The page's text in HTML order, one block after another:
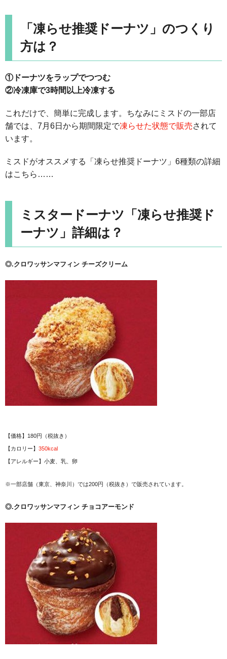
「凍らせ推奨ドーナツ」のつくり
方は？
①ドーナツをラップでつつむ
②冷凍庫で3時間以上冷凍する
これだけで、簡単に完成します。ちなみにミスドの一部店
舗では、7月6日から期間限定で凍らせた状態で販売されて
います。
ミスドがオススメする「凍らせ推奨ドーナツ」6種類の詳細
はこちら……
ミスタードーナツ「凍らせ推奨ド
ーナツ」詳細は？
◎.クロワッサンマフィン チーズクリーム
【価格】180円（税抜き）
【カロリー】 350kcal
【アレルギー】小麦、乳、卵
※一部店舗（東京、神奈川）では200円（税抜き）で販売されています。
◎.クロワッサンマフィン チョコアーモンド